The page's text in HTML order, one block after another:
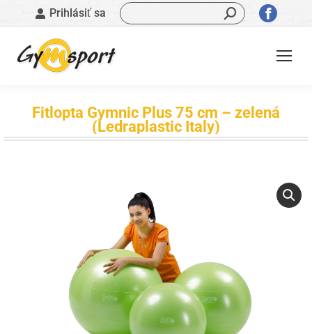
Prihlásiť sa Vyhľadávanie:
sa
otvorí
okne
Fitlopta Gymnic Plus 75 cm – zelená
(Ledraplastic Italy)